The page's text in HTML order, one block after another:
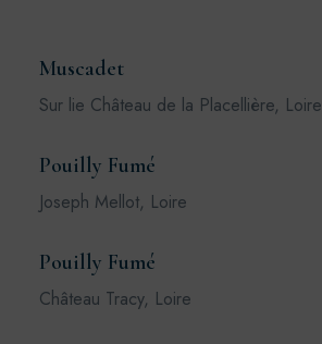
Muscadet
Sur lie Château de la Placellière, Loire
Pouilly Fumé
Joseph Mellot, Loire
Pouilly Fumé
Château Tracy, Loire